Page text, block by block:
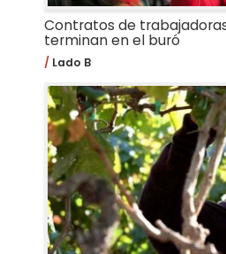
Contratos de
terminan en el buró
Lado B